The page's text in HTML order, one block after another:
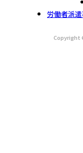
労働者派
Copyright